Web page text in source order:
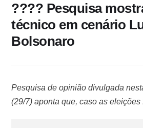
???? Pesquisa
técnico em cenário
Bolsonaro
Pesquisa de opinião divulgada
(29/7) aponta que, caso as eleições